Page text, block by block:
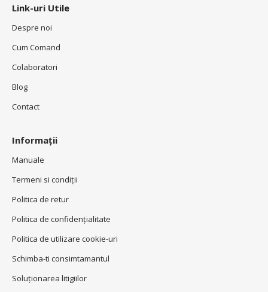
Link-uri Utile
Despre noi
Cum Comand
Colaboratori
Blog
Contact
Informații
Manuale
Termeni si condiţii
Politica de retur
Politica de confidenţialitate
Politica de utilizare cookie-uri
Schimba-ti consimtamantul
Soluționarea litigiilor